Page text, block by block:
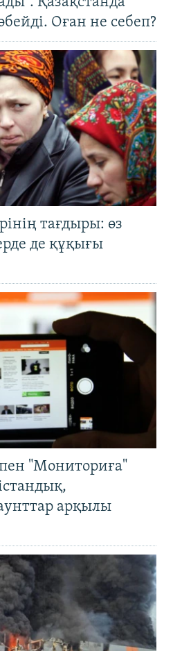
Оған не себеп?
тағдыры: өз
де құқығы
"Мониториға"
арқылы